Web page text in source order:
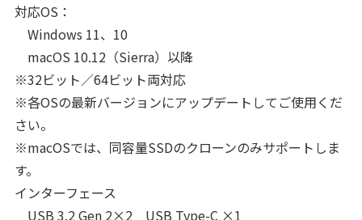
対応OS：
Windows 11、10
macOS 10.12（Sierra）以降
※32ビット／64ビット両対応
※各OSの最新バージョンにアップデートしてご使用くだ
さい。
※macOSでは、同容量SSDのクローンのみサポートしま
す。
インターフェース
USB 3.2 Gen 2×2 USB Type-C ×1